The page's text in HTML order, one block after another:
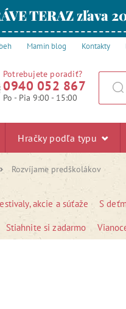
TERAZ zľava
Mamin blog Kontakty
Potrebujete poradiť?
0940 052 867
Po - Pia 9:00 - 15:00
Hračky podľa typu
Rozvíjame predškolákov
akcie a súťaže S
Stiahnite si zadarmo